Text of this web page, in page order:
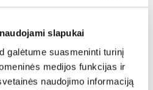
slapukai
galėtume suasmeninti turinį
medijos funkcijas ir
naudojimo informaciją